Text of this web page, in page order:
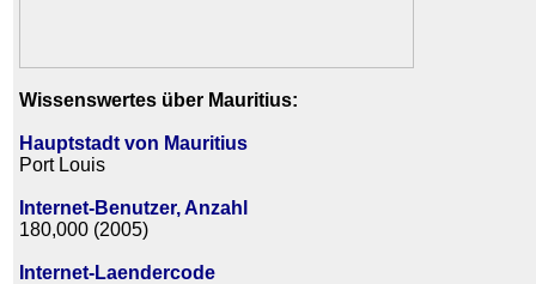
Wissenswertes über Mauritius:
Hauptstadt von Mauritius
Port Louis
Internet-Benutzer, Anzahl
180,000 (2005)
Internet-Laendercode